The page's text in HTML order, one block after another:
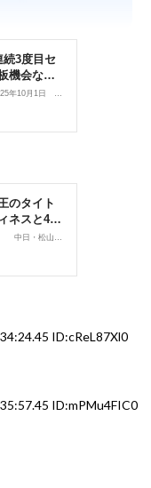
ID:cReL87Xl0
ID:mPMu4FIC0